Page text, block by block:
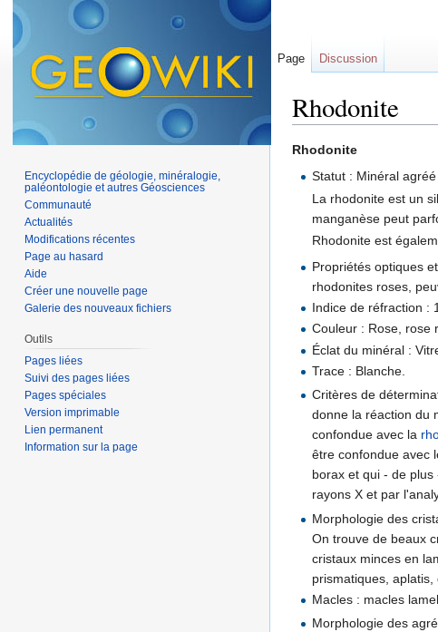
Rhodonite
Rhodonite
Statut : Minéral
La rhodonite est un
manganèse peut
Rhodonite est
Propriétés optiques
rhodonites roses,
Indice de réfraction :
Couleur : Rose, rose
Éclat du minéral :
Trace : Blanche.
Critères de
donne la réaction du
confondue avec la
être confondue avec
borax et qui - de
rayons X et par
Morphologie des
On trouve de beaux
cristaux minces en
prismatiques, aplatis,
Macles : macles
Morphologie des
Page Discussion
Encyclopédie de géologie, minéralogie,
paléontologie et autres Géosciences
Communauté
Actualités
Modifications récentes
Page au hasard
Aide
Créer une nouvelle page
Galerie des nouveaux fichiers
Outils
Pages liées
Suivi des pages liées
Pages spéciales
Version imprimable
Lien permanent
Information sur la page